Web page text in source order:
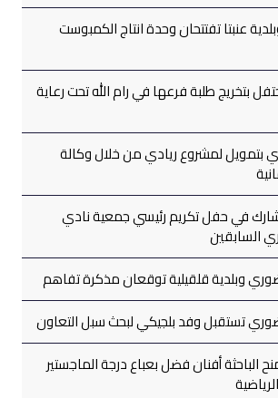
عنبتا تفتتحان وحدة انتاج الكمبوست
بتخريج طلبة فرعها في رام الله تحت رعاية
بتمويل لمشروع ريادي من خلال وكالة
في حفل تكريم رئيسي جمعية نادي
السابقين
وبلدية قلقيلية توقعان مذكرة تفاهم
تستقبل وفد بلجيكي لبحث سبل التعاون
الباحثة أفنان فضل بعباع درجة الماجستير